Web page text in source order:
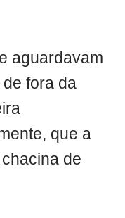
aguardavam
fora da
que a
de